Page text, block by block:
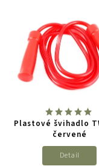
Plastové švihadlo
červené
Detail